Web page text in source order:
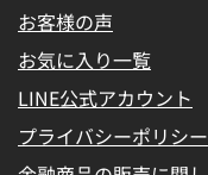
お客様の声
お気に入り一覧
LINE公式アカウント
プライバシーポリシー